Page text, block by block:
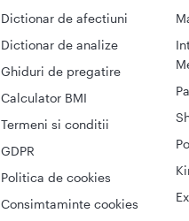
Dictionar de afectiuni
Dictionar de analize
Ghiduri de pregatire
Calculator BMI
Termeni si conditii
GDPR
Politica de cookies
Consimtaminte cookies